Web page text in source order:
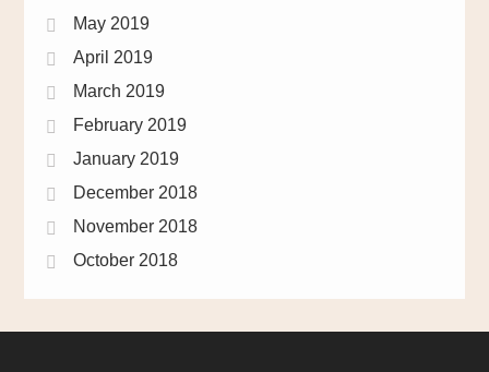
May 2019
April 2019
March 2019
February 2019
January 2019
December 2018
November 2018
October 2018